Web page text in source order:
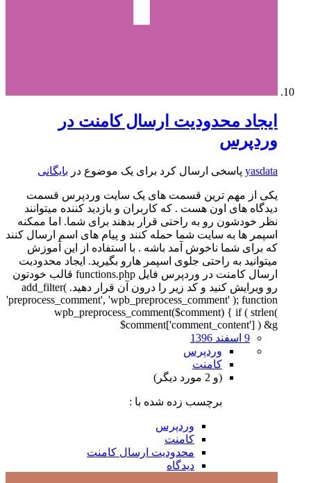
ایجاد محدودیت ارسال کامنت در
وردپرس
yasdata پاسخی ارسال کرد برای یک موضوع در بایگانی
یکی از مهم ترین قسمت های یک سایت وردپرس قسمت
دیدگاه های اون هست . که کاربران و بازدید کننده میتوانند
نظر خودشون رو به راحتی قرار بدهند برای شما. اما ممکنه
اسپمر ها به سایت شما حمله کنند و پیام های اسم ارسال کنند
که برای شما ناخوش آمد باشه . با استفاده از این آموزش
میتوانید به راحتی جلوی اسپمر هارو بگیرید. ایجاد محدودیت
ارسال کامنت در وردپرس فایل functions.php قالب خودتون
رو ویرایش کنید و کد زیر را درون آن قرار دهید. add_filter(
'preprocess_comment', 'wpb_preprocess_comment' ); function
wpb_preprocess_comment($comment) { if ( strlen(
$comment['comment_content'] ) &g
9 اسفند 1396
وردپرس
کامنت
(و 2 مورد دیگر)
برچسب زده شده با :
وردپرس
کامنت
محدودیت ارسال کامنت
دیدگاه